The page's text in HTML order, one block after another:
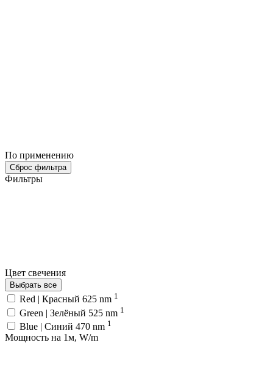
По применению
Сброс фильтра
Фильтры
Цвет свечения
Выбрать все
Red | Красный 625 nm 1
Green | Зелёный 525 nm 1
Blue | Синий 470 nm 1
Мощность на 1м, W/m